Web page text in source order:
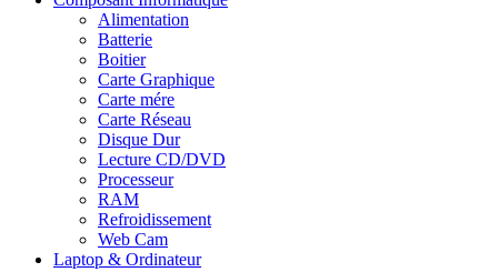
Alimentation
Batterie
Boitier
Carte Graphique
Carte mére
Carte Réseau
Disque Dur
Lecture CD/DVD
Processeur
RAM
Refroidissement
Web Cam
Laptop & Ordinateur